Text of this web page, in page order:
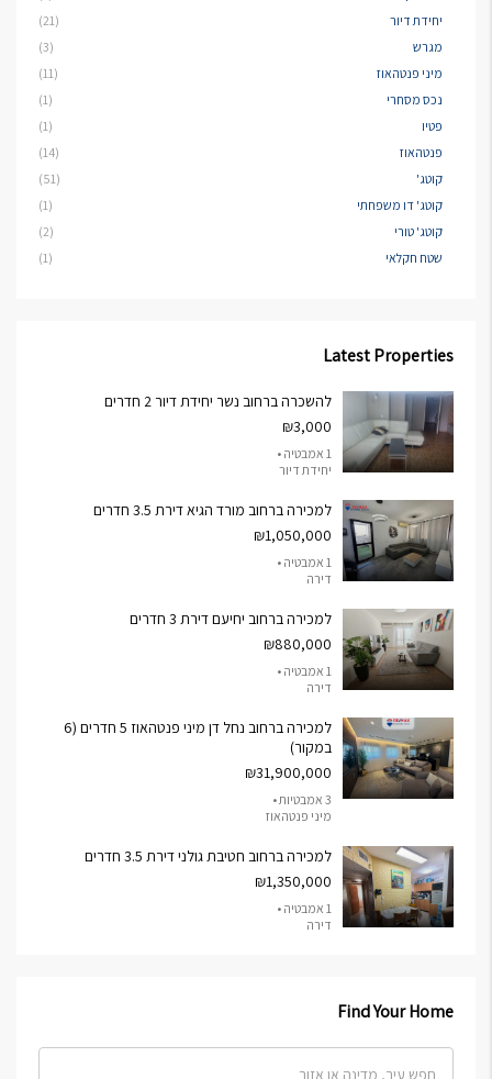
יחידת דיור
(21)
מגרש
(3)
מיני פנטהאוז
(11)
נכס מסחרי
(1)
פטיו
(1)
פנטהאוז
(14)
קוטג'
(51)
קוטג' דו משפחתי
(1)
קוטג' טורי
(2)
שטח חקלאי
(1)
Latest Properties
להשכרה ברחוב נשר יחידת דיור 2 חדרים
₪3,000
1 אמבטיה •
יחידת דיור
למכירה ברחוב מורד הגיא דירת 3.5 חדרים
₪1,050,000
1 אמבטיה •
דירה
למכירה ברחוב יחיעם דירת 3 חדרים
₪880,000
1 אמבטיה •
דירה
למכירה ברחוב נחל דן מיני פנטהאוז 5 חדרים (6
במקור)
₪31,900,000
3 אמבטיות •
מיני פנטהאוז
למכירה ברחוב חטיבת גולני דירת 3.5 חדרים
₪1,350,000
1 אמבטיה •
דירה
Find Your Home